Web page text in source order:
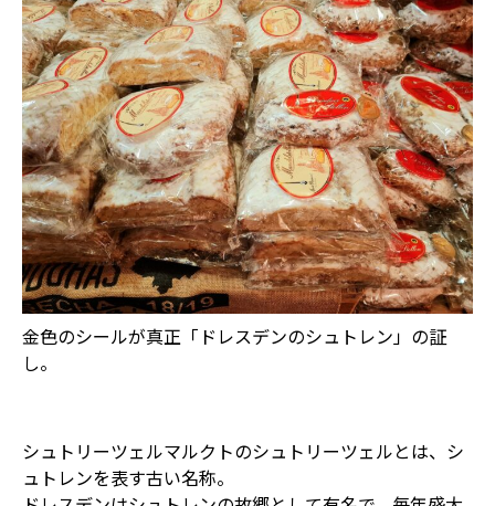
金色のシールが真正「ドレスデンのシュトレン」の証
し。
シュトリーツェルマルクトのシュトリーツェルとは、シ
ュトレンを表す古い名称。